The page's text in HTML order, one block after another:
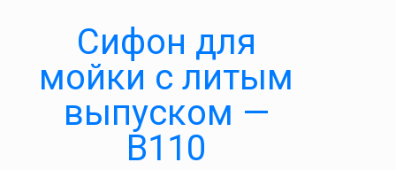
Cифон для
мойки с литым
выпуском —
В110